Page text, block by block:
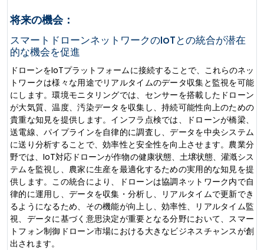
将来の機会：
スマートドローンネットワークのIoTとの統合が潜在
的な機会を促進
ドローンをIoTプラットフォームに接続することで、これらのネッ
トワークは様々な用途でリアルタイムのデータ収集と監視を可能
にします。環境モニタリングでは、センサーを搭載したドローン
が大気質、温度、汚染データを収集し、持続可能性向上のための
貴重な知見を提供します。インフラ点検では、ドローンが橋梁、
送電線、パイプラインを自律的に調査し、データを中央システム
に送り分析することで、効率性と安全性を向上させます。農業分
野では、IoT対応ドローンが作物の健康状態、土壌状態、灌漑シス
テムを監視し、農家に生産を最適化するための実用的な知見を提
供します。この統合により、ドローンは協調ネットワーク内で自
律的に運用し、データを収集・分析し、リアルタイムで更新でき
るようになるため、その機能が向上し、効率性、リアルタイム監
視、データに基づく意思決定が重要となる分野において、スマー
トフォン制御ドローン市場における大きなビジネスチャンスが創
出されます。